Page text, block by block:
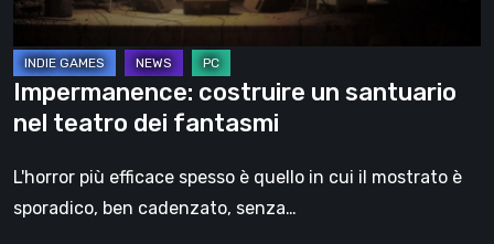
fantasmi
Impermanence: costruire un santuario
nel teatro dei fantasmi
L'horror più efficace spesso è quello in cui il mostrato è
sporadico, ben cadenzato, senza…